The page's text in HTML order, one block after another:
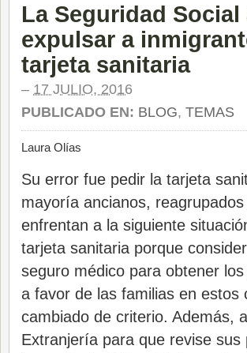
La Seguridad
expulsar a
tarjeta sanitaria
– 17 JULIO, 2016
PUBLICADO EN: BLOG, TEMAS
Laura Olías
Su error fue pedir la tarjeta
mayoría ancianos,
enfrentan a la siguiente
tarjeta sanitaria porque
seguro médico para obtener
a favor de las familias en estos
cambiado de criterio. Además,
Extranjería para que revise